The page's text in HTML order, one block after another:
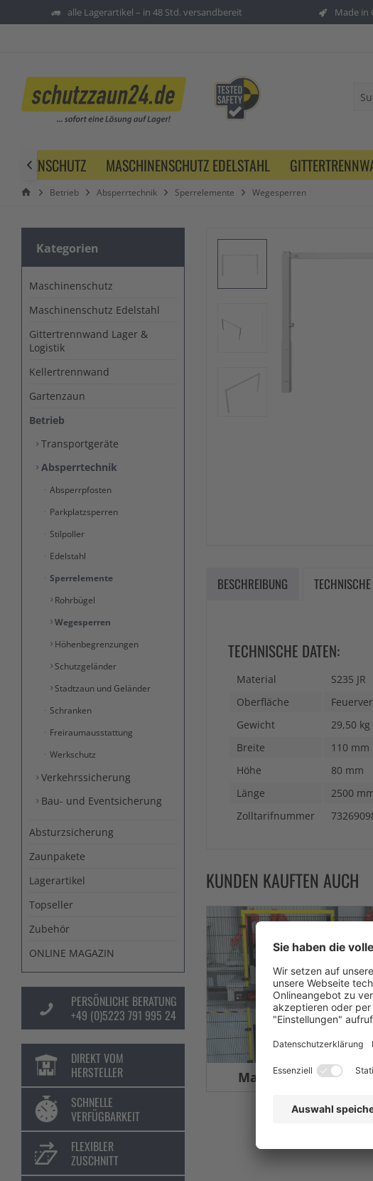
alle Lagerartikel – in 48 Std. versandbereit Made in
MASCHINENSCHUTZ EDELSTAHL

Betrieb Absperrtechnik Sperrelemente Wegesperren
Kategorien
Maschinenschutz
Maschinenschutz Edelstahl
Gittertrennwand Lager &
Logistik
Kellertrennwand
Gartenzaun
Betrieb
Transportgeräte
Absperrtechnik
Absperrpfosten
Parkplatzsperren
Stilpoller
Edelstahl
Sperrelemente
Rohrbügel
Wegesperren
Höhenbegrenzungen
Schutzgeländer
Stadtzaun und Geländer
Schranken
Freiraumausstattung
Werkschutz
Verkehrssicherung
Bau- und Eventsicherung
Absturzsicherung
Zaunpakete
Lagerartikel
Topseller
Zubehör
ONLINE MAGAZIN
PERSÖNLICHE BERATUNG
+49 (0)5223 791 995 24
DIREKT VOM
HERSTELLER
SCHNELLE
VERFÜGBARKEIT
FLEXIBLER
ZUSCHNITT
BESCHREIBUNG
TECHNISCHE DATEN:
Material
S235 JR
Oberfläche
Gewicht
29,50 kg
Breite
110 mm
Höhe
80 mm
Länge
2500
Zolltarifnummer
KUNDEN KAUFTEN AUCH
Maschinenschutz